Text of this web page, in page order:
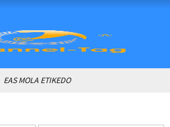
EAS MOLA ETIKEDO